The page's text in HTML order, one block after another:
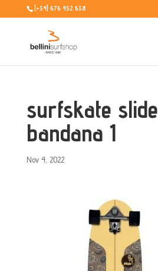
[+34] 676 452 638
surfskate slide
bandana 1
Nov 4, 2022